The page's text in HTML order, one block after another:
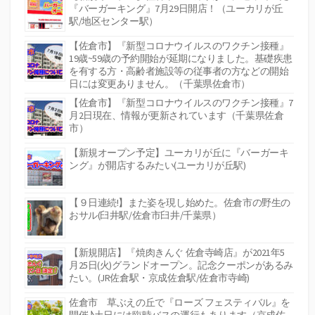
『バーガーキング』7月29日開店！（ユーカリが丘
駅/地区センター駅）
【佐倉市】『新型コロナウイルスのワクチン接種』
19歳~59歳の予約開始が延期になりました。基礎疾患
を有する方・高齢者施設等の従事者の方などの開始
日には変更ありません。（千葉県佐倉市）
【佐倉市】『新型コロナウイルスのワクチン接種』7
月2日現在、情報が更新されています（千葉県佐倉
市）
【新規オープン予定】ユーカリが丘に『バーガーキ
ング』が開店するみたい(ユーカリが丘駅)
【９日連続!】また姿を現し始めた。佐倉市の野生の
おサル(臼井駅/佐倉市臼井/千葉県）
【新規開店】『焼肉きんぐ 佐倉寺崎店』が2021年5
月25日(火)グランドオープン。記念クーポンがあるみ
たい。(JR佐倉駅・京成佐倉駅/佐倉市寺崎)
佐倉市 草ぶえの丘で『ローズ フェスティバル』を